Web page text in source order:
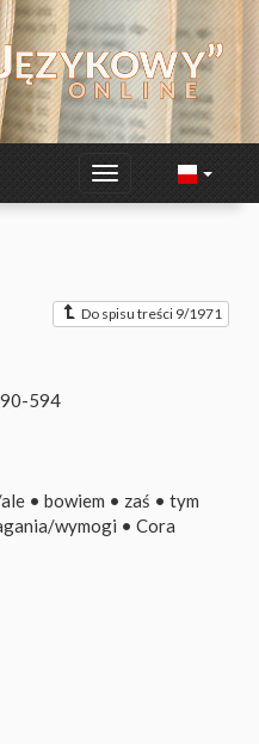
Do spisu treści 9/1971
594
• bowiem • zaś • tym
wymogi • Cora